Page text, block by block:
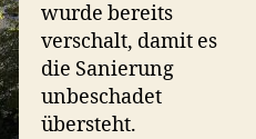
wurde bereits
verschalt, damit es
die Sanierung
unbeschadet
übersteht.